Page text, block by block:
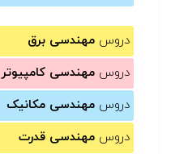
دروس مهندسی برق
دروس مهندسی کامپیوتر
دروس مهندسی مکانیک
دروس مهندسی قدرت